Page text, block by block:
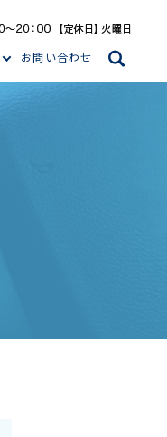
お問い合わせ search